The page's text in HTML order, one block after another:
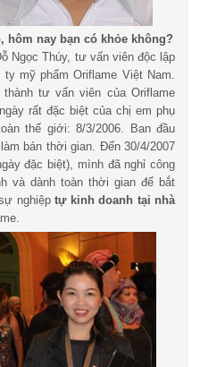
hôm nay bạn có khỏe không?
Ngọc Thúy, tư vấn viên độc lập
ty mỹ phẩm Oriflame Việt Nam.
tư vấn viên của Oriflame
rất đặc biệt của chị em phụ
thế giới: 8/3/2006. Ban đầu
bán thời gian. Đến 30/4/2007
đặc biệt), mình đã nghỉ công
và dành toàn thời gian để bắt
nghiệp tự kinh doanh tại nhà